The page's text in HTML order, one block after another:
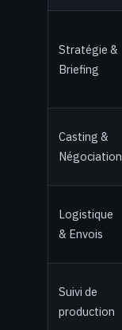
Stratégie &
Briefing
Casting &
Négociation
Logistique
& Envois
Suivi de
production